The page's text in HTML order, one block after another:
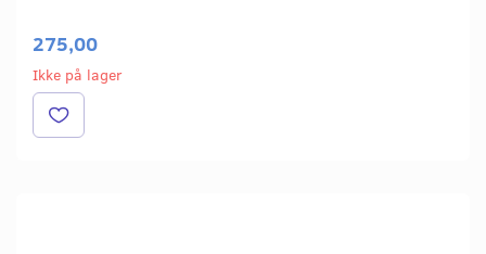
275,00
Ikke på lager